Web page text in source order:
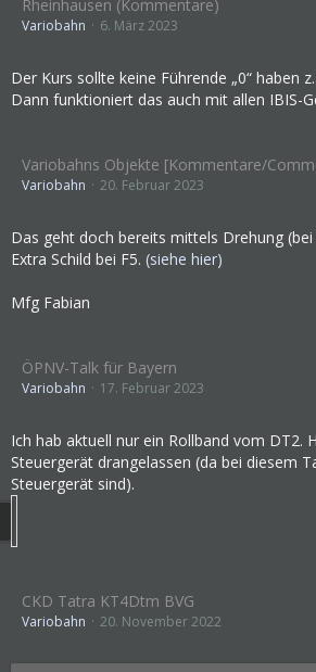
Rheinhausen (Kommentare)
Variobahn 6. März 2023
Der Kurs sollte keine Führende „0“ haben
Dann funktioniert das auch mit allen IBIS-
Variobahns Objekte [Kommentare/
Variobahn 20. Februar 2023
Das geht doch bereits mittels Drehung
Extra Schild bei F5. (siehe hier)
Mfg Fabian
ÖPNV-Talk für Bayern
Variobahn 17. Februar 2023
Ich hab aktuell nur ein Rollband vom DT2.
Steuergerät drangelassen (da bei diesem
Steuergerät sind).
CKD Tatra KT4Dtm BVG
Variobahn 20. November 2022